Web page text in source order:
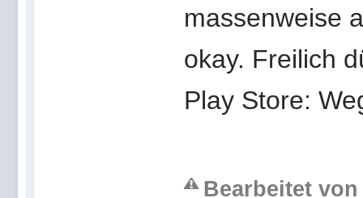
massenweise
okay. Freilich
Play Store:
Bearbeitet von